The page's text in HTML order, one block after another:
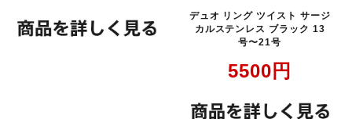
デュオ リング ツイスト サージ
カルステンレス ブラック 13
号〜21号
5500 円